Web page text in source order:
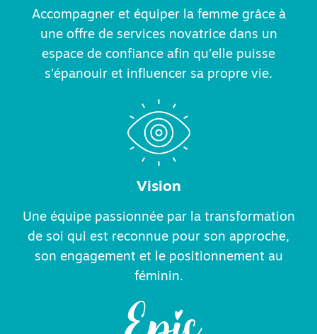
Accompagner et équiper la femme grâce à
une offre de services novatrice dans un
espace de confiance afin qu’elle puisse
s’épanouir et influencer sa propre vie.
Vision
Une équipe passionnée par la transformation
de soi qui est reconnue pour son approche,
son engagement et le positionnement au
féminin.